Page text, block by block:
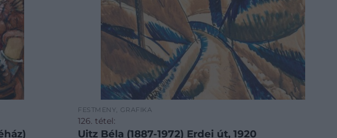
FESTMÉNY, GRAFIKA
126. tétel:
Uitz Béla (1887-1972) Erdei út, 1920